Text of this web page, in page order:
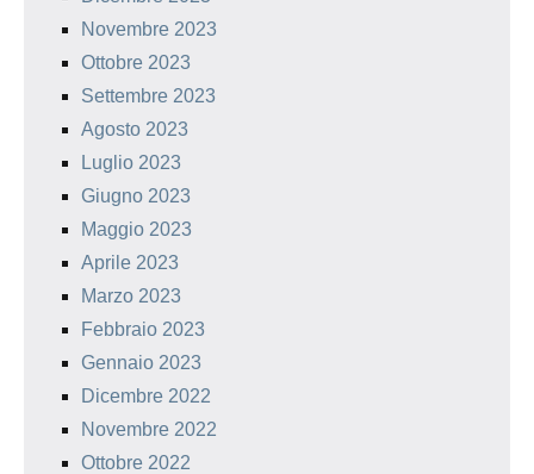
Novembre 2023
Ottobre 2023
Settembre 2023
Agosto 2023
Luglio 2023
Giugno 2023
Maggio 2023
Aprile 2023
Marzo 2023
Febbraio 2023
Gennaio 2023
Dicembre 2022
Novembre 2022
Ottobre 2022